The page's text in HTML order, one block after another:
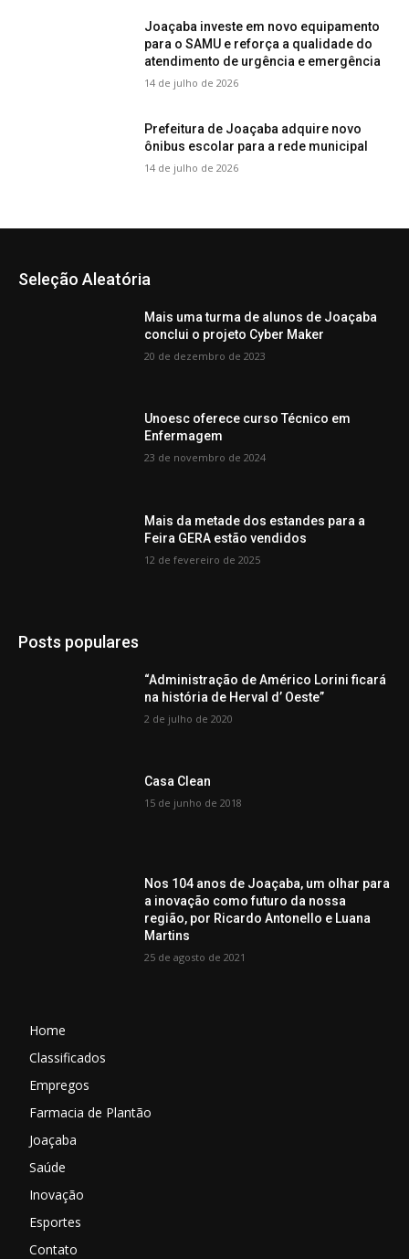
Joaçaba investe em novo equipamento
para o SAMU e reforça a qualidade do
atendimento de urgência e emergência
14 de julho de 2026
Prefeitura de Joaçaba adquire novo
ônibus escolar para a rede municipal
14 de julho de 2026
Seleção Aleatória
Mais uma turma de alunos de Joaçaba
conclui o projeto Cyber Maker
20 de dezembro de 2023
Unoesc oferece curso Técnico em
Enfermagem
23 de novembro de 2024
Mais da metade dos estandes para a
Feira GERA estão vendidos
12 de fevereiro de 2025
Posts populares
“Administração de Américo Lorini ficará
na história de Herval d’ Oeste”
2 de julho de 2020
Casa Clean
15 de junho de 2018
Nos 104 anos de Joaçaba, um olhar para
a inovação como futuro da nossa
região, por Ricardo Antonello e Luana
Martins
25 de agosto de 2021
Home
Classificados
Empregos
Farmacia de Plantão
Joaçaba
Saúde
Inovação
Esportes
Contato